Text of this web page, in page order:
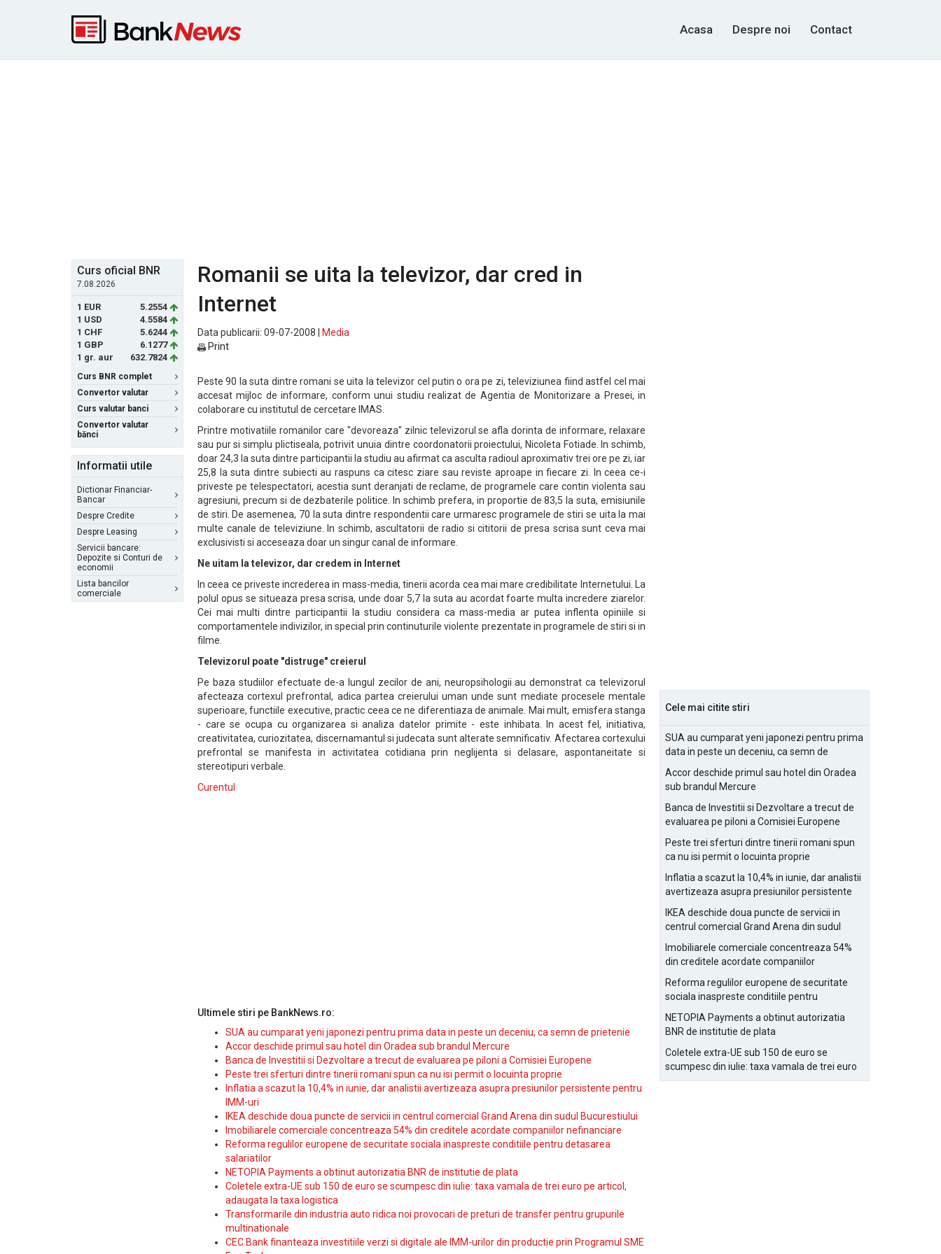
Acasa Despre noi Contact
Curs oficial BNR
7.08.2026
1 EUR
5.2554
1 USD
4.5584
1 CHF
5.6244
1 GBP
6.1277
1 gr. aur
632.7824
Curs BNR complet
Convertor valutar
Curs valutar banci
Convertor valutar
bănci
Informatii utile
Dictionar Financiar-
Bancar
Despre Credite
Despre Leasing
Servicii bancare:
Depozite si Conturi de
economii
Lista bancilor
comerciale
Romanii se uita la televizor, dar cred in
Internet
Data publicarii: 09-07-2008 |
Media
Print
Peste 90 la suta dintre romani se uita la televizor cel putin o ora pe zi, televiziunea fiind astfel cel mai
accesat mijloc de informare, conform unui studiu realizat de Agentia de Monitorizare a Presei, in
colaborare cu institutul de cercetare IMAS.
Printre motivatiile romanilor care "devoreaza" zilnic televizorul se afla dorinta de informare, relaxare
sau pur si simplu plictiseala, potrivit unuia dintre coordonatorii proiectului, Nicoleta Fotiade. In schimb,
doar 24,3 la suta dintre participantii la studiu au afirmat ca asculta radioul aproximativ trei ore pe zi, iar
25,8 la suta dintre subiecti au raspuns ca citesc ziare sau reviste aproape in fiecare zi. In ceea ce-i
priveste pe telespectatori, acestia sunt deranjati de reclame, de programele care contin violenta sau
agresiuni, precum si de dezbaterile politice. In schimb prefera, in proportie de 83,5 la suta, emisiunile
de stiri. De asemenea, 70 la suta dintre respondentii care urmaresc programele de stiri se uita la mai
multe canale de televiziune. In schimb, ascultatorii de radio si cititorii de presa scrisa sunt ceva mai
exclusivisti si acceseaza doar un singur canal de informare.
Ne uitam la televizor, dar credem in Internet
In ceea ce priveste increderea in mass-media, tinerii acorda cea mai mare credibilitate Internetului. La
polul opus se situeaza presa scrisa, unde doar 5,7 la suta au acordat foarte multa incredere ziarelor.
Cei mai multi dintre participantii la studiu considera ca mass-media ar putea inflenta opiniile si
comportamentele indivizilor, in special prin continuturile violente prezentate in programele de stiri si in
filme.
Televizorul poate "distruge" creierul
Pe baza studiilor efectuate de-a lungul zecilor de ani, neuropsihologii au demonstrat ca televizorul
afecteaza cortexul prefrontal, adica partea creierului uman unde sunt mediate procesele mentale
superioare, functiile executive, practic ceea ce ne diferentiaza de animale. Mai mult, emisfera stanga
- care se ocupa cu organizarea si analiza datelor primite - este inhibata. In acest fel, initiativa,
creativitatea, curiozitatea, discernamantul si judecata sunt alterate semnificativ. Afectarea cortexului
prefrontal se manifesta in activitatea cotidiana prin neglijenta si delasare, aspontaneitate si
stereotipuri verbale.
Curentul
Ultimele stiri pe BankNews.ro:
SUA au cumparat yeni japonezi pentru prima data in peste un deceniu, ca semn de prietenie
Accor deschide primul sau hotel din Oradea sub brandul Mercure
Banca de Investitii si Dezvoltare a trecut de evaluarea pe piloni a Comisiei Europene
Peste trei sferturi dintre tinerii romani spun ca nu isi permit o locuinta proprie
Inflatia a scazut la 10,4% in iunie, dar analistii avertizeaza asupra presiunilor persistente pentru
IMM-uri
IKEA deschide doua puncte de servicii in centrul comercial Grand Arena din sudul Bucurestiului
Imobiliarele comerciale concentreaza 54% din creditele acordate companiilor nefinanciare
Reforma regulilor europene de securitate sociala inaspreste conditiile pentru detasarea
salariatilor
NETOPIA Payments a obtinut autorizatia BNR de institutie de plata
Coletele extra-UE sub 150 de euro se scumpesc din iulie: taxa vamala de trei euro pe articol,
adaugata la taxa logistica
Transformarile din industria auto ridica noi provocari de preturi de transfer pentru grupurile
multinationale
CEC Bank finanteaza investitiile verzi si digitale ale IMM-urilor din productie prin Programul SME
Cele mai citite stiri
SUA au cumparat yeni japonezi pentru prima
data in peste un deceniu, ca semn de
Accor deschide primul sau hotel din Oradea
sub brandul Mercure
Banca de Investitii si Dezvoltare a trecut de
evaluarea pe piloni a Comisiei Europene
Peste trei sferturi dintre tinerii romani spun
ca nu isi permit o locuinta proprie
Inflatia a scazut la 10,4% in iunie, dar analistii
avertizeaza asupra presiunilor persistente
IKEA deschide doua puncte de servicii in
centrul comercial Grand Arena din sudul
Imobiliarele comerciale concentreaza 54%
din creditele acordate companiilor
Reforma regulilor europene de securitate
sociala inaspreste conditiile pentru
NETOPIA Payments a obtinut autorizatia
BNR de institutie de plata
Coletele extra-UE sub 150 de euro se
scumpesc din iulie: taxa vamala de trei euro
pe articol, adaugata la taxa logistica